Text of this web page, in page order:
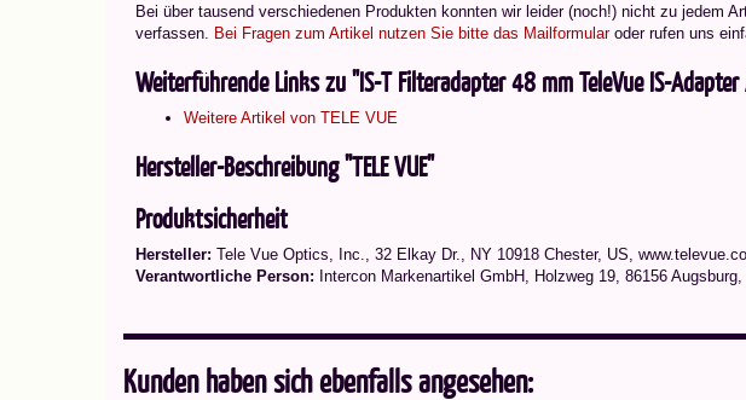
Bei über tausend verschiedenen Produkten konnten wir leider (noch!) nicht zu jedem
verfassen. Bei Fragen zum Artikel nutzen Sie bitte das Mailformularoder rufen uns
Weiterführende Links zu "IS-T Filteradapter 48 mm TeleVue IS-
Weitere Artikel von TELE VUE
Hersteller-Beschreibung "TELE VUE"
Produktsicherheit
Hersteller: Tele Vue Optics, Inc., 32 Elkay Dr., NY 10918 Chester, US,
Verantwortliche Person: Intercon Markenartikel GmbH, Holzweg 19, 86156
Kunden haben sich ebenfalls angesehen: